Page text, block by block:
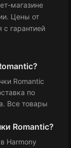
магазине
. Цены от
с гарантией
Romantic
по
Все товары
Romantic?
Harmony